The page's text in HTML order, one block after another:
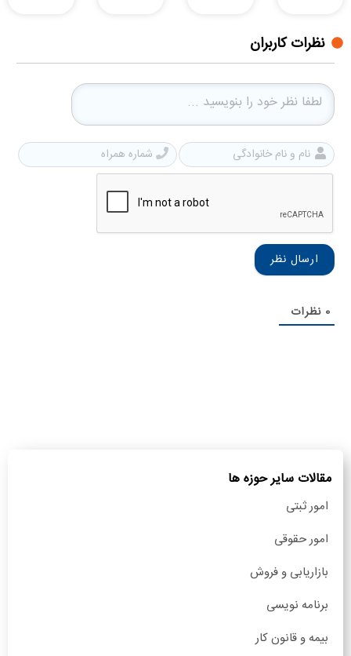
نظرات کاربران
نام
و
نام
0 نظرات
مقالات سایر حوزه ها
امور ثبتی
امور حقوقی
بازاریابی و فروش
برنامه نویسی
بیمه و قانون کار